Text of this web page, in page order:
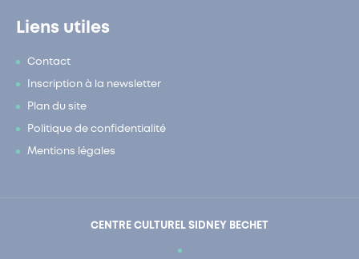
Liens utiles
Contact
Inscription à la newsletter
Plan du site
Politique de confidentialité
Mentions légales
CENTRE CULTUREL SIDNEY BECHET